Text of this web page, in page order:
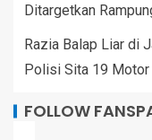
Ditargetkan
Razia Balap Liar di
Polisi Sita 19 Motor
FOLLOW